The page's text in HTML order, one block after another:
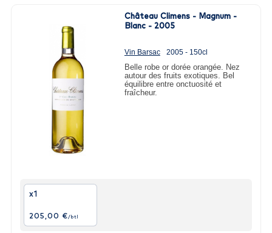
Château Climens - Magnum -
Blanc - 2005
Vin Barsac 2005 - 150cl
Belle robe or dorée orangée. Nez
autour des fruits exotiques. Bel
équilibre entre onctuosité et
fraîcheur.
x1
205,00 €/btl